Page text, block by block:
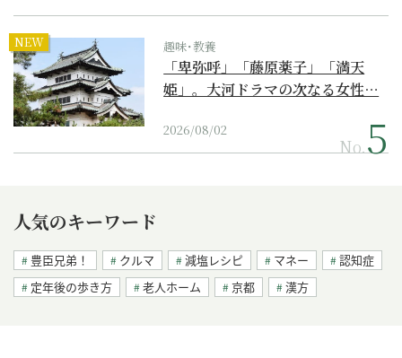
NEW 趣味･教養
「卑弥呼」「藤原薬子」「満天
姫」。大河ドラマの次なる女性…
2026/08/02
No.
人気のキーワード
豊臣兄弟！ クルマ 減塩レシピ マネー
認知症
定年後の歩き方
老人ホーム 京都 漢方